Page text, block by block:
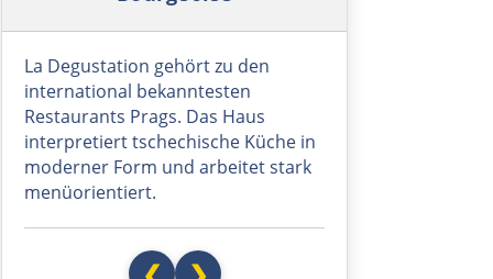
Ruse
Rasgrad
Schumen
Warna
La Degustation gehört zu den
international bekanntesten
Restaurants Prags. Das Haus
interpretiert tschechische Küche in
moderner Form und arbeitet stark
menüorientiert.